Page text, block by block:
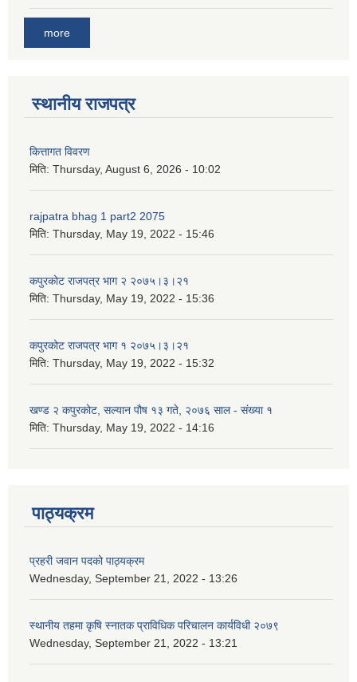
more
स्थानीय राजपत्र
कित्तागत विवरण
मिति: Thursday, August 6, 2026 - 10:02
rajpatra bhag 1 part2 2075
मिति: Thursday, May 19, 2022 - 15:46
कपुरकोट राजपत्र भाग २ २०७५।३।२१
मिति: Thursday, May 19, 2022 - 15:36
कपुरकोट राजपत्र भाग १ २०७५।३।२१
मिति: Thursday, May 19, 2022 - 15:32
खण्ड २ कपुरकोट, सल्यान पौष १३ गते, २०७६ साल - संख्या १
मिति: Thursday, May 19, 2022 - 14:16
पाठ्यक्रम
प्रहरी जवान पदको पाठ्यक्रम
Wednesday, September 21, 2022 - 13:26
स्थानीय तहमा कृषि स्नातक प्राविधिक परिचालन कार्यविधी २०७९
Wednesday, September 21, 2022 - 13:21